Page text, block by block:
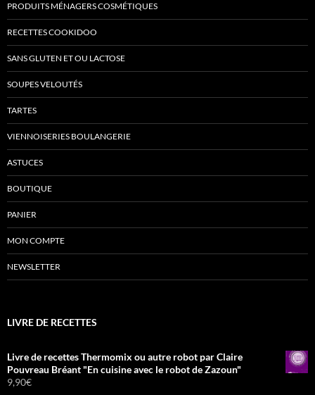
PRODUITS MÉNAGERS COSMÉTIQUES
RECETTES COOKIDOO
SANS GLUTEN ET OU LACTOSE
SOUPES VELOUTÉS
TARTES
VIENNOISERIES BOULANGERIE
ASTUCES
BOUTIQUE
PANIER
MON COMPTE
NEWSLETTER
LIVRE DE RECETTES
Livre de recettes Thermomix ou autre robot par Claire
Pouvreau Bréant "En cuisine avec le robot de Zazoun"
9,90€